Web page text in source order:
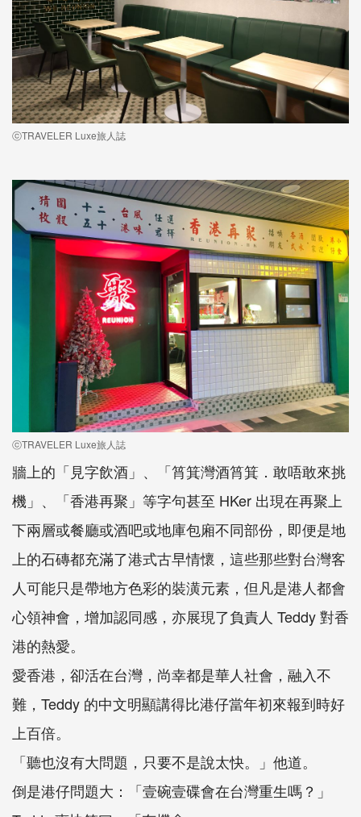
ⓒTRAVELER Luxe旅人誌
ⓒTRAVELER Luxe旅人誌
牆上的「見字飲酒」、「筲箕灣酒筲箕．敢唔敢來挑
機」、「香港再聚」等字句甚至 HKer 出現在再聚上
下兩層或餐廳或酒吧或地庫包廂不同部份，即便是地
上的石磚都充滿了港式古早情懷，這些那些對台灣客
人可能只是帶地方色彩的裝潢元素，但凡是港人都會
心領神會，增加認同感，亦展現了負責人 Teddy 對香
港的熱愛。
愛香港，卻活在台灣，尚幸都是華人社會，融入不
難，Teddy 的中文明顯講得比港仔當年初來報到時好
上百倍。
「聽也沒有大問題，只要不是說太快。」他道。
倒是港仔問題大：「壹碗壹碟會在台灣重生嗎？」